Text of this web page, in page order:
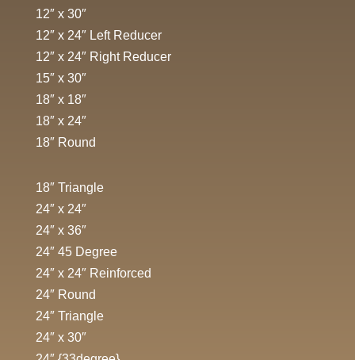
12″ x 30″
12″ x 24″ Left Reducer
12″ x 24″ Right Reducer
15″ x 30″
18″ x 18″
18″ x 24″
18″ Round
18″ Triangle
24″ x 24″
24″ x 36″
24″ 45 Degree
24″ x 24″ Reinforced
24″ Round
24″ Triangle
24″ x 30″